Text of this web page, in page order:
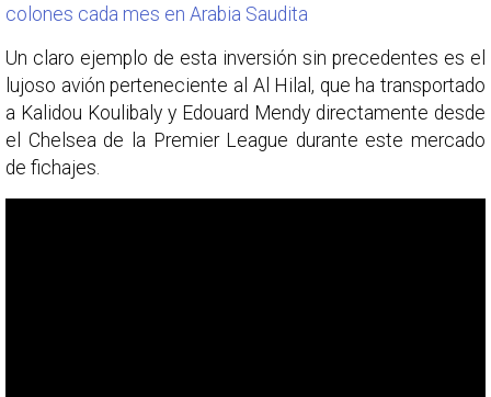
colones cada mes en Arabia Saudita
Un claro ejemplo de esta inversión sin precedentes es el
lujoso avión perteneciente al Al Hilal, que ha transportado
a Kalidou Koulibaly y Edouard Mendy directamente desde
el Chelsea de la Premier League durante este mercado
de fichajes.